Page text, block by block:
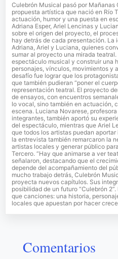
Culebrón Musical pasó por Mañanas
propuesta artística que nació en Río
actuación, humor y una puesta en
Adriana Esper, Ariel Lencinas y
sobre el origen del proyecto, el
hay detrás de cada presentación. La
Adriana, Ariel y Luciana, quienes
sumar al proyecto una mirada
espectáculo musical y construir una
personajes, vínculos, movimientos y
desafío fue lograr que los
que también pudieran “poner el
representación teatral. El proyecto
de ensayos, con encuentros
lo vocal, sino también en actuación,
escena. Luciana Novarese,
integrantes, también aportó su
del espectáculo, mientras que Ariel
que todos los artistas puedan
la entrevista también remarcaron la
artistas locales y generar público
Tercero. “Hay que animarse a ver
señalaron, destacando que el
depende del acompañamiento del
mucho trabajo detrás, Culebrón
proyecta nuevos capítulos. Sus
posibilidad de un futuro “Culebrón
que canciones: una historia,
locales que apuestan por hacer
Comentarios